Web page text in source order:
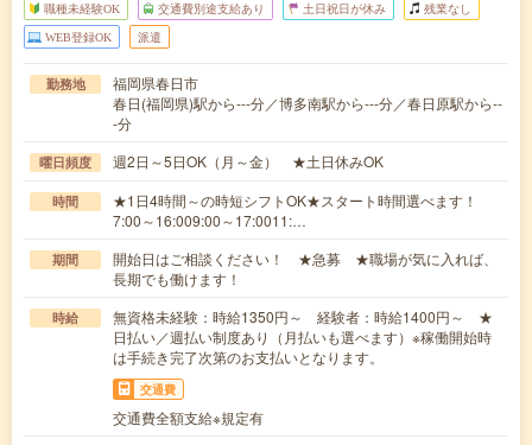
職種未経験OK 交通費別途支給あり 土日祝日が休み 残業なし
WEB登録OK 派遣
勤務地
福岡県春日市
春日(福岡県)駅から---分／博多南駅から---分／春日原駅から--
-分
曜日頻度 週2日～5日OK（月～金） ★土日休みOK
時間
★1日4時間～の時短シフトOK★スタート時間選べます！
7:00～16:009:00～17:0011:…
期間
開始日はご相談ください！ ★急募 ★職場が気に入れば、
長期でも働けます！
時給
無資格未経験：時給1350円～ 経験者：時給1400円～ ★
日払い／週払い制度あり（月払いも選べます）※稼働開始時
は手続き完了次第のお支払いとなります。
交通費
交通費全額支給※規定有